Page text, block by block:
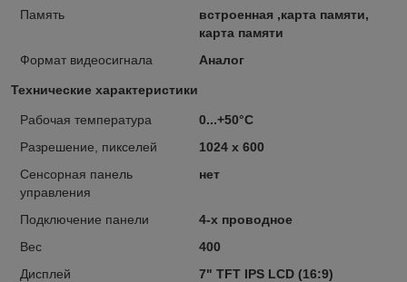
Память
встроенная ,карта памяти,
карта памяти
Формат видеосигнала
Аналог
Технические характеристики
Рабочая температура
0...+50°С
Разрешение, пикселей
1024 x 600
Сенсорная панель
управления
нет
Подключение панели
4-х проводное
Вес
400
Дисплей
7" TFT IPS LCD (16:9)